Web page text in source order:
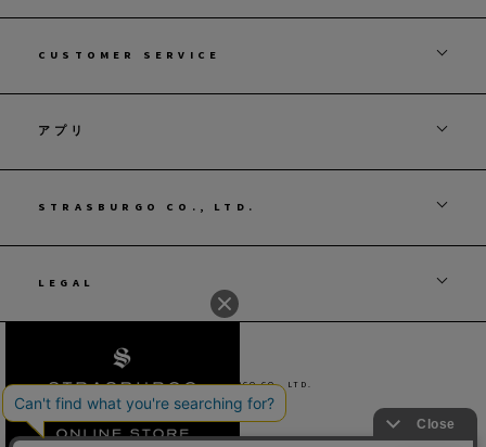
CUSTOMER SERVICE
アプリ
STRASBURGO CO., LTD.
LEGAL
© STRASBURGO CO., LTD.